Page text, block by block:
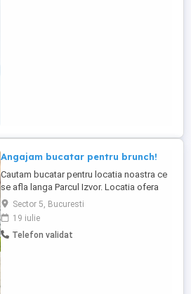
Angajam bucatar pentru brunch!
Cautam bucatar pentru locatia noastra ce
se afla langa Parcul Izvor. Locatia ofera
doar partea de brunch si cafea de
specialitate. Salariu cuprins intre 5000-
6000 lei! Pentru mai multe detalii va stau la
dispozitie telefonic! Multumesc.
Sector 5, Bucuresti
19 iulie
Telefon validat